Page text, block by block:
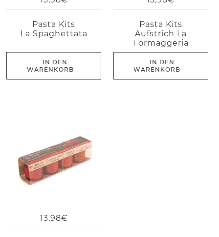
Pasta Kits
La Spaghettata
IN DEN
WARENKORB
Pasta Kits
Aufstrich La
Formaggeria
IN DEN
WARENKORB
13,98€